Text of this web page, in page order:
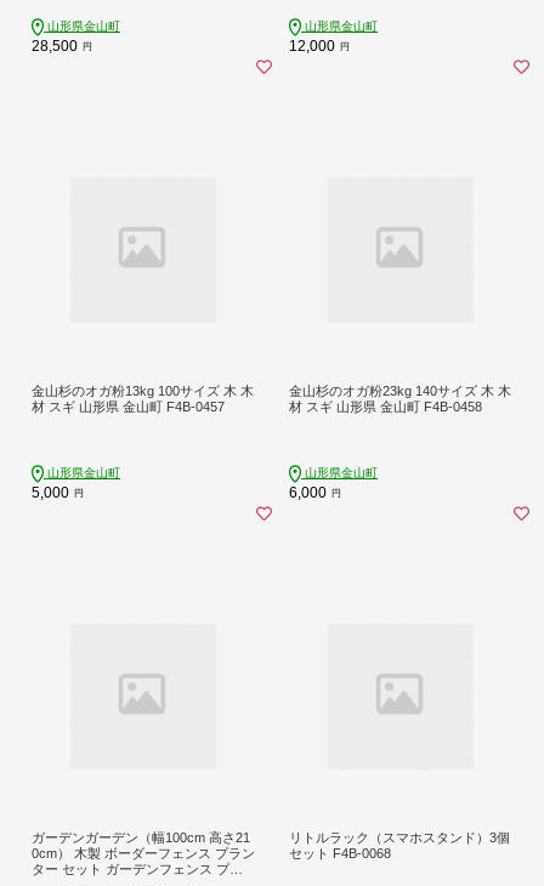
山形県金山町
28,500 円
山形県金山町
12,000 円
金山杉のオガ粉13kg 100サイズ 木 木
材 スギ 山形県 金山町 F4B-0457
山形県金山町
5,000 円
金山杉のオガ粉23kg 140サイズ 木 木
材 スギ 山形県 金山町 F4B-0458
山形県金山町
6,000 円
ガーデンガーデン（幅100cm 高さ21
0cm） 木製 ボーダーフェンス プラン
ター セット ガーデンフェンス プラ
リトルラック（スマホスタンド）3個
セット F4B-0068